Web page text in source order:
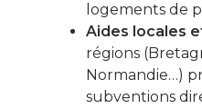
logements de
Aides locales
régions
Normandie…)
subventions